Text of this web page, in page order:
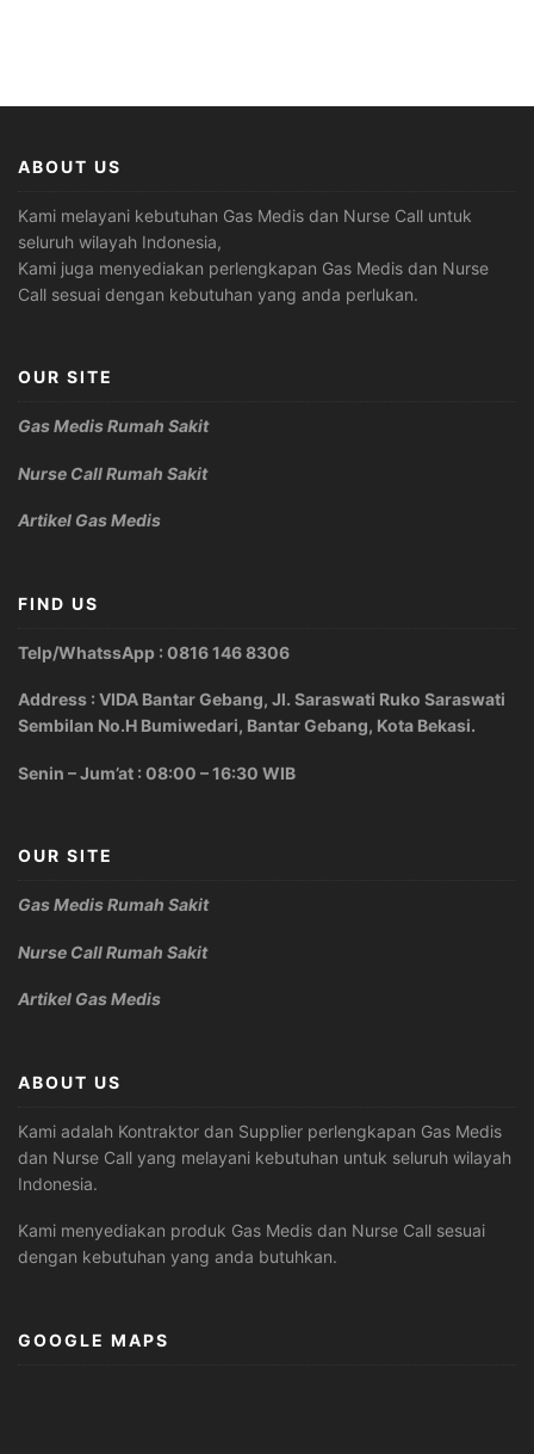
ABOUT US
Kami melayani kebutuhan Gas Medis dan Nurse Call untuk
seluruh wilayah Indonesia,
Kami juga menyediakan perlengkapan Gas Medis dan Nurse
Call sesuai dengan kebutuhan yang anda perlukan.
OUR SITE
Gas Medis Rumah Sakit
Nurse Call Rumah Sakit
Artikel Gas Medis
FIND US
Telp/WhatssApp : 0816 146 8306
Address : VIDA Bantar Gebang, Jl. Saraswati Ruko Saraswati
Sembilan No.H Bumiwedari, Bantar Gebang, Kota Bekasi.
Senin – Jum’at : 08:00 – 16:30 WIB
OUR SITE
Gas Medis Rumah Sakit
Nurse Call Rumah Sakit
Artikel Gas Medis
ABOUT US
Kami adalah Kontraktor dan Supplier perlengkapan Gas Medis
dan Nurse Call yang melayani kebutuhan untuk seluruh wilayah
Indonesia.
Kami menyediakan produk Gas Medis dan Nurse Call sesuai
dengan kebutuhan yang anda butuhkan.
GOOGLE MAPS